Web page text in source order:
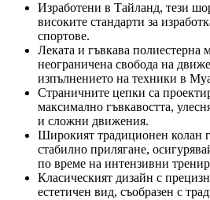
Изработени в Тайланд, тези
високите стандарти за
спортове.
Леката и гъвкава полиестерна
неограничена свобода на
изпълнението на техники в
Страничните цепки са
максимално гъвкавостта,
и сложни движения.
Широкият традиционен колан
стабилно прилягане,
по време на интензивни
Класическият дизайн с
естетичен вид, съобразен с